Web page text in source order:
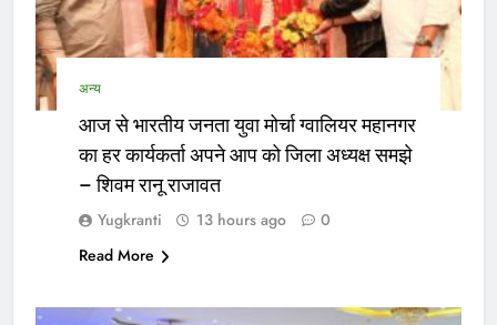
अन्य
आज से भारतीय जनता युवा मोर्चा ग्वालियर महानगर
का हर कार्यकर्ता अपने आप को जिला अध्यक्ष समझे
– शिवम रानू राजावत
Yugkranti 13 hours ago
0
Read More